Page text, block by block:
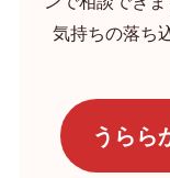
気持ちの落ち
うらら